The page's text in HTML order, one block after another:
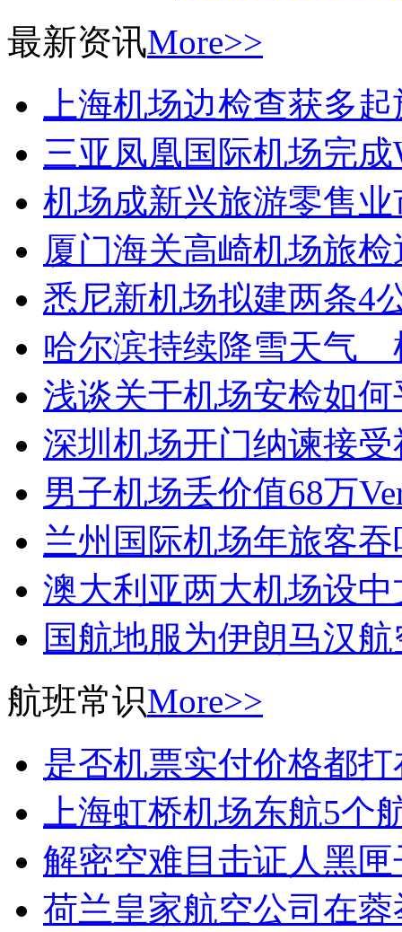
最新资讯More>>
上海机场边检查获多
三亚凤凰国际机场完
机场成新兴旅游零售
厦门海关高崎机场旅
悉尼新机场拟建两条4
哈尔滨持续降雪天气
浅谈关于机场安检如
深圳机场开门纳谏接
男子机场丢价值68万
兰州国际机场年旅客
澳大利亚两大机场设
国航地服为伊朗马汉
航班常识More>>
是否机票实付价格都
上海虹桥机场东航5个
解密空难目击证人黑匣
荷兰皇家航空公司在